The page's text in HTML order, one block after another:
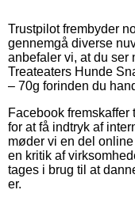
Trustpilot frembyder
gennemgå diverse
anbefaler vi, at du ser
Treateaters Hunde
– 70g forinden du
Facebook
for at få indtryk af
møder vi en del
en kritik af
tages i brug til at
er.